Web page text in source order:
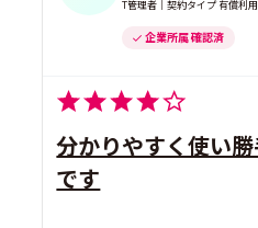
T管理者｜契約タイプ 有償利用
企業所属 確認済
分かりやすく使い
です